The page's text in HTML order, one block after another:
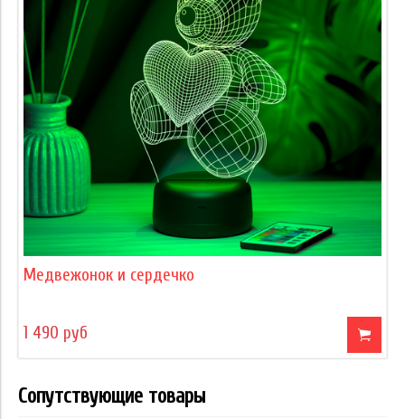
Медвежонок и сердечко
1 490 руб
Сопутствующие товары